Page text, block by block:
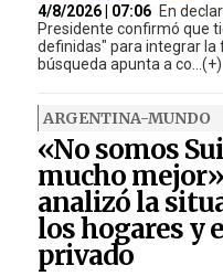
4/8/2026 | 07:06 En
Presidente confirmó que
definidas" para integrar la
búsqueda apunta a co...(+)
ARGENTINA-MUNDO
«No somos
mucho
analizó la
los hogares y
privado